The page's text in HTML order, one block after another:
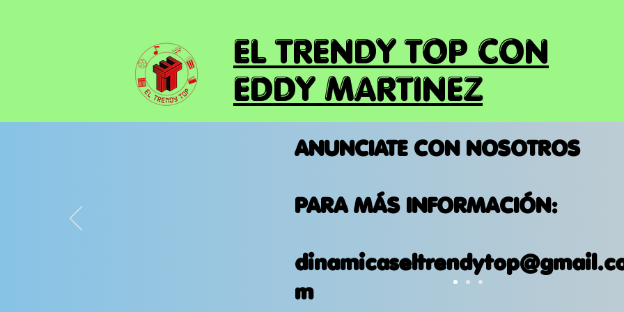
EL TRENDY TOP CON
EDDY MARTINEZ
ANUNCIATE CON NOSOTROS
PARA MÁS INFORMACIÓN:
m